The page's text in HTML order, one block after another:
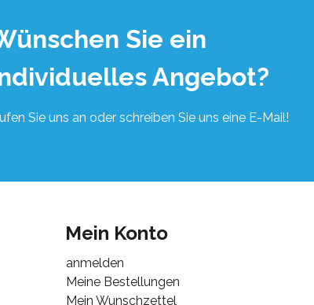
Sie ein
Angebot?
Sie uns an oder schreiben Sie uns eine E-Mail!
Mein Konto
anmelden
Meine Bestellungen
Mein Wunschzettel